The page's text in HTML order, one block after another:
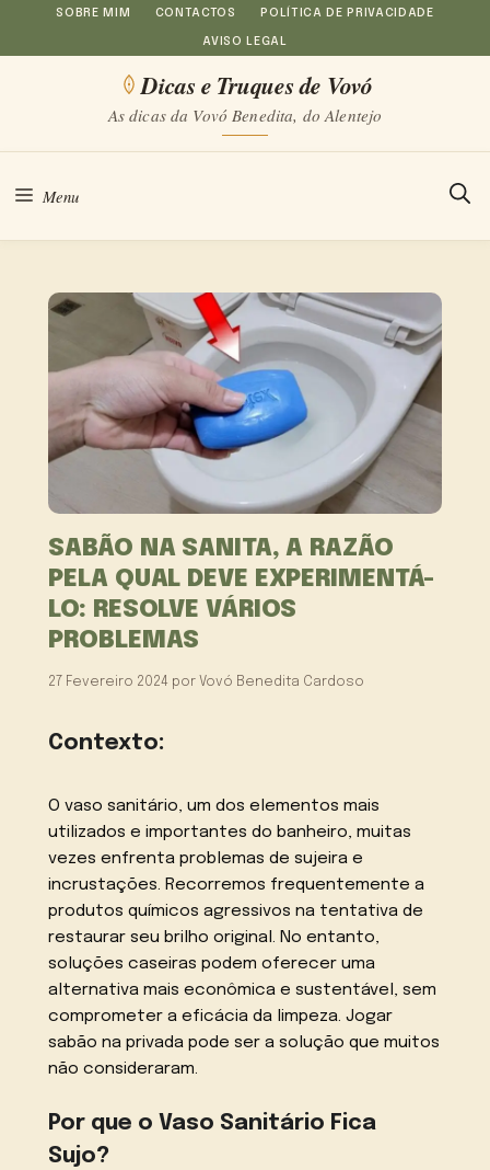
Saltar
para
conteúdo
SOBRE MIM CONTACTOS POLÍTICA DE PRIVACIDADE
AVISO LEGAL
Dicas e Truques de Vovó
As dicas da Vovó Benedita, do Alentejo
Menu
SABÃO NA SANITA, A RAZÃO
PELA QUAL DEVE EXPERIMENTÁ-
LO: RESOLVE VÁRIOS
PROBLEMAS
27 Fevereiro 2024 por Vovó Benedita Cardoso
Contexto:
O vaso sanitário, um dos elementos mais
utilizados e importantes do banheiro, muitas
vezes enfrenta problemas de sujeira e
incrustações. Recorremos frequentemente a
produtos químicos agressivos na tentativa de
restaurar seu brilho original. No entanto,
soluções caseiras podem oferecer uma
alternativa mais econômica e sustentável, sem
comprometer a eficácia da limpeza. Jogar
sabão na privada pode ser a solução que muitos
não consideraram.
Por que o Vaso Sanitário Fica
Sujo?